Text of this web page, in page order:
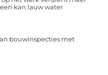
kan lauw water
bouwinspecties met